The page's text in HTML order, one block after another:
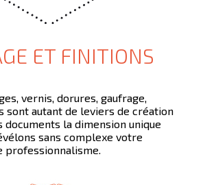
ET FINITIONS
vernis, dorures, gaufrage,
sont autant de leviers de création
documents la dimension unique
sans complexe votre